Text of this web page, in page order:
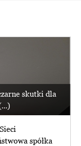
skutki dla
spółka